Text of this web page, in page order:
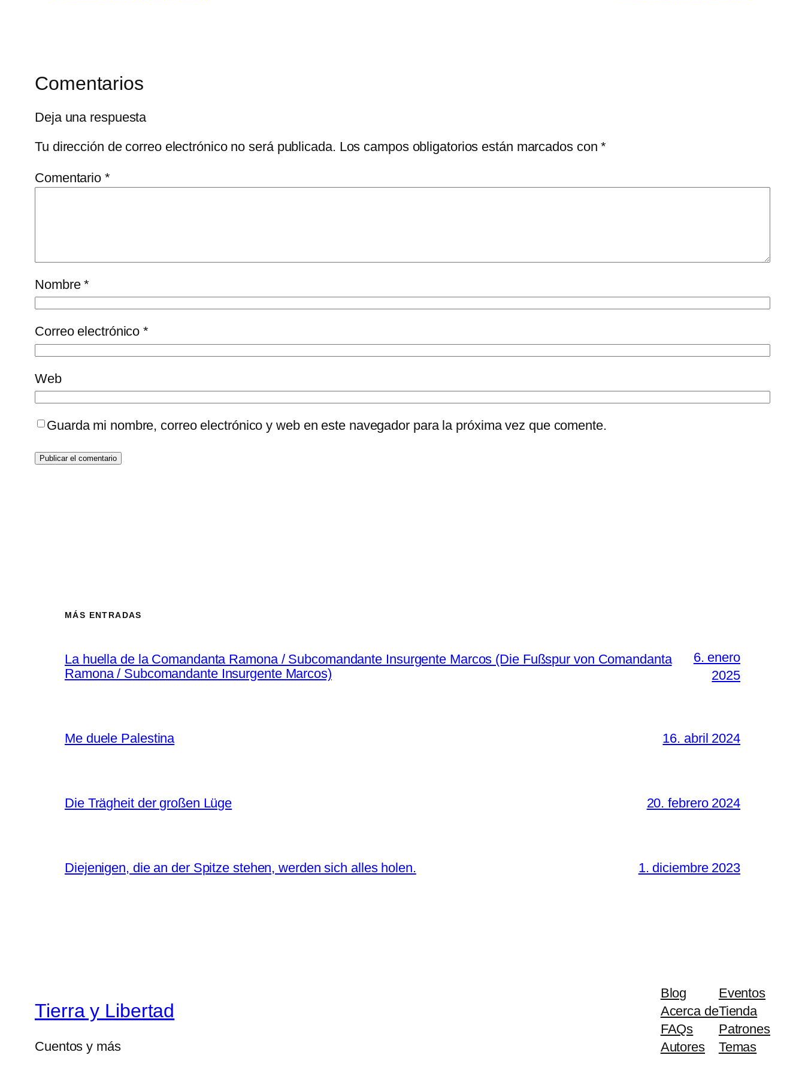
Comentarios
Deja una respuesta
Tu dirección de correo electrónico no será publicada. Los campos obligatorios están marcados con*
Comentario *
Nombre*
Correo electrónico*
Web
Guarda mi nombre, correo electrónico y web en este navegador para la próxima vez que comente.
MÁS ENTRADAS
La huella de la Comandanta Ramona / Subcomandante Insurgente Marcos (Die Fußspur von Comandanta
Ramona / Subcomandante Insurgente Marcos)
6. enero
2025
Me duele Palestina 16. abril 2024
Die Trägheit der großen Lüge 20. febrero 2024
Diejenigen, die an der Spitze stehen, werden sich alles holen. 1. diciembre 2023
Tierra y Libertad
Cuentos y más
Blog
Acerca de
FAQs
Autores
Eventos
Tienda
Patrones
Temas